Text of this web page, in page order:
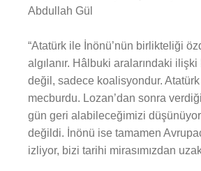
Abdullah Gül
“Atatürk ile İnönü’nün birlikteliği
algılanır. Hâlbuki aralarındaki
değil, sadece koalisyondur.
mecburdu. Lozan’dan sonra
gün geri alabileceğimizi
değildi. İnönü ise tamamen
izliyor, bizi tarihi mirasımızdan